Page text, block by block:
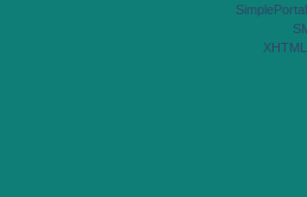
XHTML